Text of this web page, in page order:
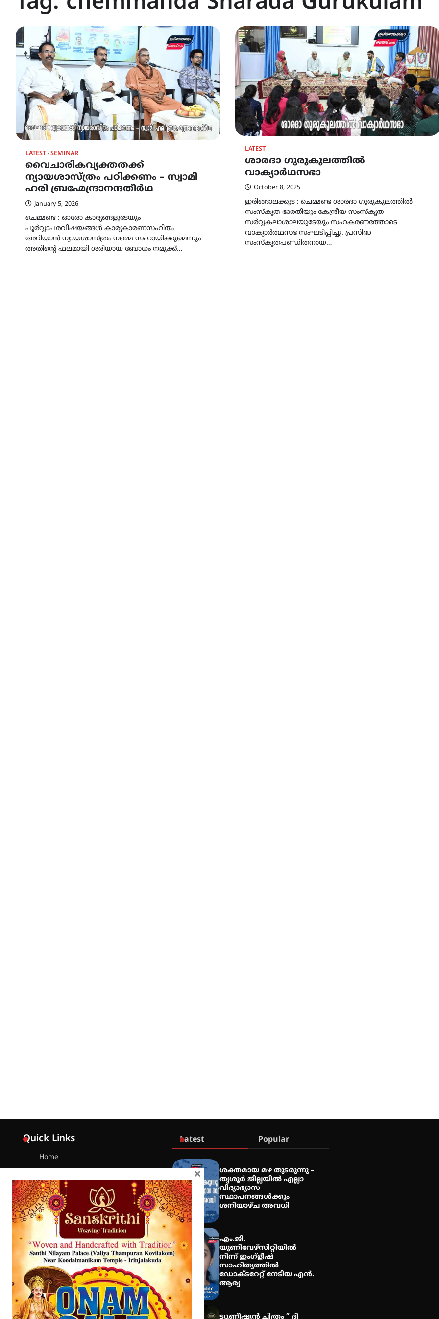
LATEST SEMINAR
വൈചാരികവ്യക്തതക്ക്
ന്യായശാസ്ത്രം പഠിക്കണം – സ്വാമി
ഹരി ബ്രഹ്മേന്ദ്രാനന്ദതീർഥ
January 5, 2026
ചെമ്മണ്ട : ഓരോ കാര്യങ്ങളുടേയും
പൂർവ്വാപരവിഷയങ്ങൾ കാര്യകാരണസഹിതം
അറിയാൻ ന്യായശാസ്ത്രം നമ്മെ സഹായിക്കുമെന്നും
അതിൻ്റെ ഫലമായി ശരിയായ ബോധം നമുക്ക്…
LATEST
ശാരദാ ഗുരുകുലത്തിൽ
വാക്യാർഥസഭാ
October 8, 2025
ഇരിങ്ങാലക്കുട : ചെമ്മണ്ട ശാരദാ ഗുരുകുലത്തിൽ
സംസ്കൃത ഭാരതിയും കേന്ദ്രീയ സംസ്കൃത
സർവ്വകലാശാലയുടേയും സഹകരണത്തോടെ
വാക്യാർത്ഥസഭ സംഘടിപ്പിച്ചു. പ്രസിദ്ധ
സംസ്കൃതപണ്ഡിതനായ…
Quick Links
Home
Exclusive
Sanchari
Contact
Crime
Latest Popular
ശക്തമായ മഴ തുടരുന്നു –
തൃശൂർ ജില്ലയിൽ എല്ലാ
വിദ്യാഭ്യാസ
സ്ഥാപനങ്ങൾക്കും
ശനിയാഴ്ച അവധി
എം.ജി.
യൂണിവേഴ്‌സിറ്റിയിൽ
നിന്ന് ഇംഗ്ളീഷ്
സാഹിത്യത്തിൽ
ഡോക്ടറേറ്റ് നേടിയ എൻ.
ആര്യ
ട്യുണീഷ്യൻ ചിത്രം ” ദി
×